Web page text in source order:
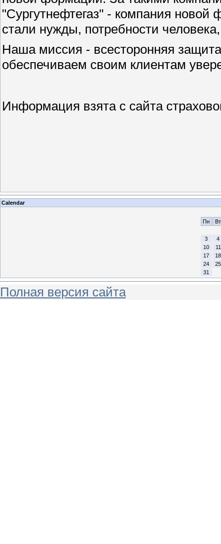
"Сургутнефтегаз" - компания
стали нужды, потребности
Наша миссия - всесторонняя
обеспечиваем своим клиентам
Информация взята с сайта
Calendar
Пн
Вт
3
4
10
11
17
18
24
25
31
Полная версия сайта